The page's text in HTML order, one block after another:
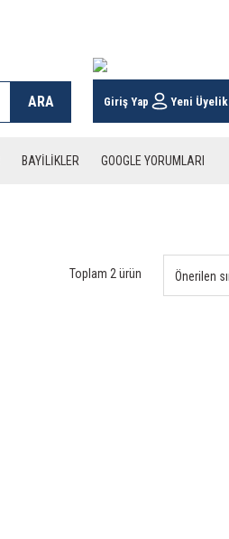
ARA Giriş Yap Yeni Üyelik
BAYİLİKLER GOOGLE YORUMLARI
Toplam 2 ürün